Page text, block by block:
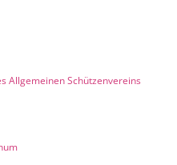
Allgemeinen Schützenvereins